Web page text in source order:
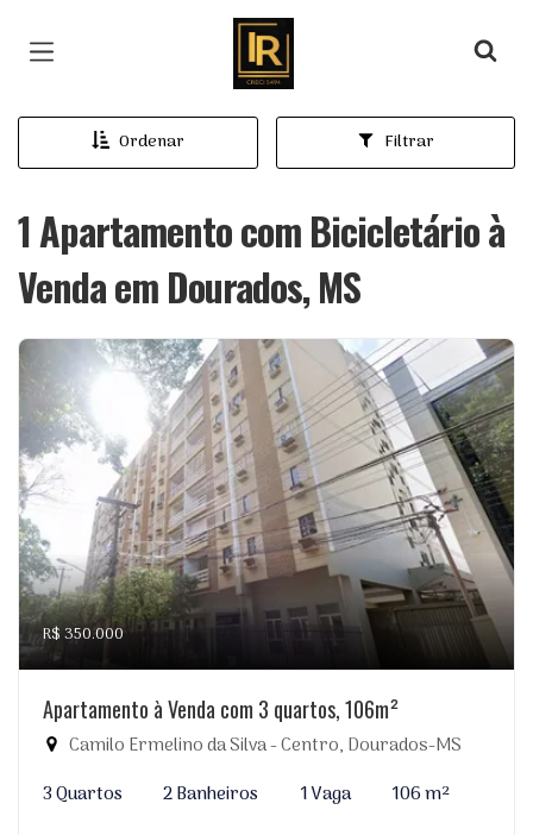
Página inicial
Ordenar Filtrar
1 Apartamento com Bicicletário à
Venda em Dourados, MS
R$ 350.000
Apartamento à Venda com 3 quartos, 106m²
Camilo Ermelino da Silva - Centro, Dourados-MS
3 Quartos
2 Banheiros 1 Vaga
106 m²